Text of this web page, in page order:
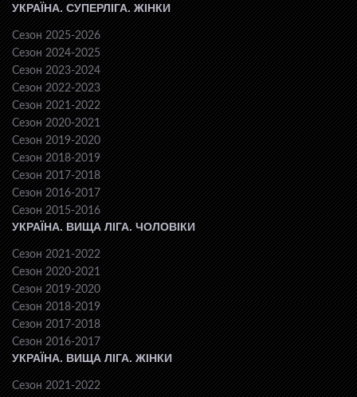
УКРАЇНА. СУПЕРЛІГА. ЖІНКИ
Сезон 2025-2026
Сезон 2024-2025
Сезон 2023-2024
Сезон 2022-2023
Сезон 2021-2022
Сезон 2020-2021
Сезон 2019-2020
Сезон 2018-2019
Сезон 2017-2018
Сезон 2016-2017
Сезон 2015-2016
УКРАЇНА. ВИЩА ЛІГА. ЧОЛОВІКИ
Сезон 2021-2022
Сезон 2020-2021
Сезон 2019-2020
Сезон 2018-2019
Сезон 2017-2018
Сезон 2016-2017
УКРАЇНА. ВИЩА ЛІГА. ЖІНКИ
Сезон 2021-2022